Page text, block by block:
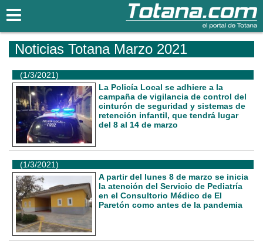
Noticias Totana Marzo 2021
(1/3/2021)
La Policía Local se adhiere a la
campaña de vigilancia de control del
cinturón de seguridad y sistemas de
retención infantil, que tendrá lugar
del 8 al 14 de marzo
(1/3/2021)
A partir del lunes 8 de marzo se inicia
la atención del Servicio de Pediatría
en el Consultorio Médico de El
Paretón como antes de la pandemia